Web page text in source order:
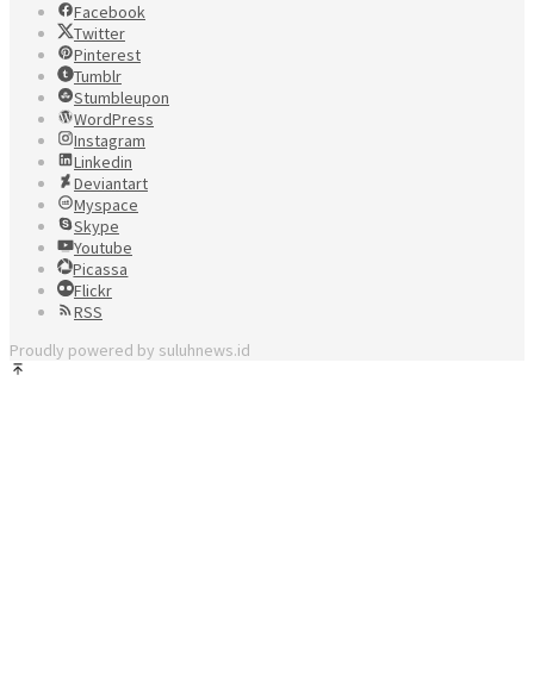
Facebook
Twitter
Pinterest
Tumblr
Stumbleupon
WordPress
Instagram
Linkedin
Deviantart
Myspace
Skype
Youtube
Picassa
Flickr
RSS
Proudly powered by suluhnews.id